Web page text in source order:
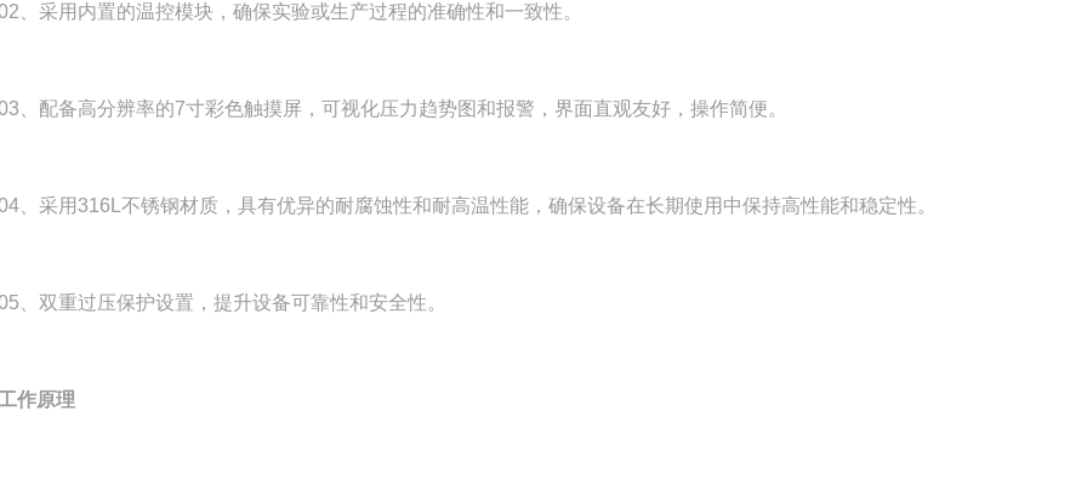
用内置的温控模块，确保实验或生产过程的准确性和一致性。
备高分辨率的7寸彩色触摸屏，可视化压力趋势图和报警，界面直观友好，操作简便。
用316L不锈钢材质，具有优异的耐腐蚀性和耐高温性能，确保设备在长期使用中保持高性能和稳定性。
重过压保护设置，提升设备可靠性和安全性。
作原理